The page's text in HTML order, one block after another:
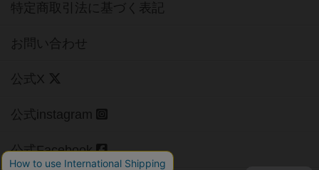
特定商取引法に基づく表記
お問い合わせ
公式X
公式instagram
公式Facebook